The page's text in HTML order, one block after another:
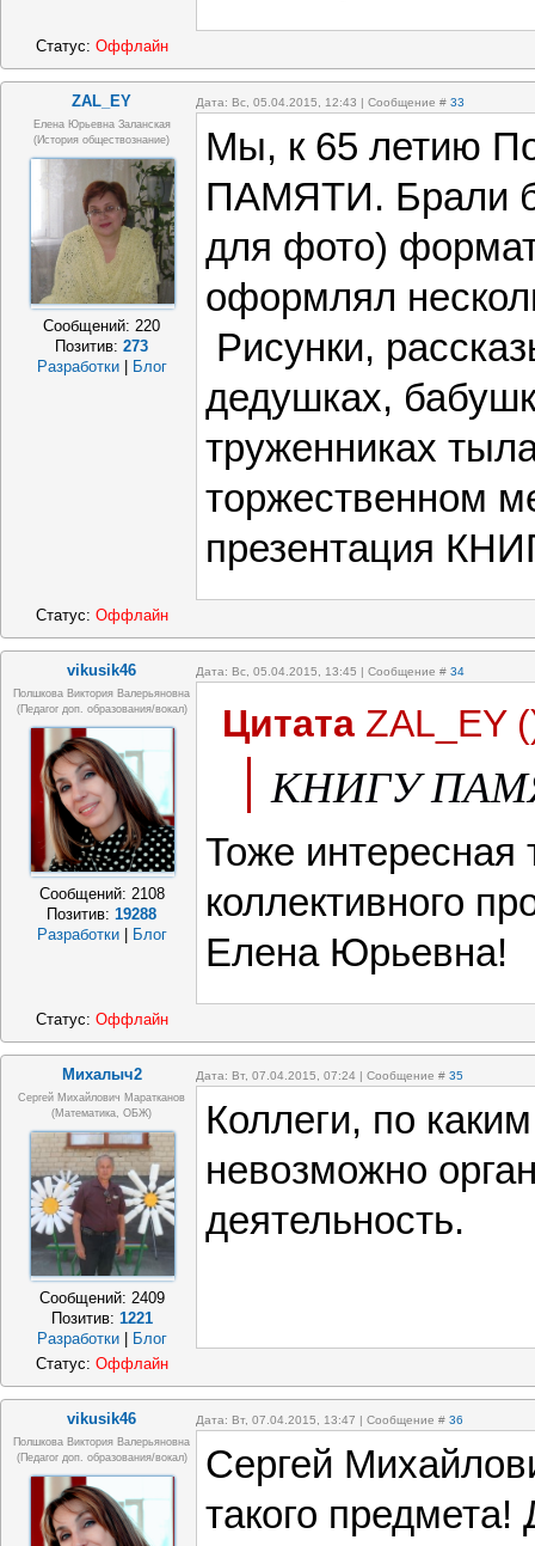
Статус: Оффлайн
ZAL_EY Дата: Вс, 05.04.2015, 12:43 | Сообщение # 33
Елена Юрьевна Заланская
(история обществознание)
Сообщений: 220
Позитив:273
Разработки
Блог
Мы, к 65 летию
ПАМЯТИ. Брали
для фото)
оформлял
Рисунки,
дедушках,
труженниках
торжественном
презентация
Статус: Оффлайн
vikusik46 Дата: Вс, 05.04.2015, 13:45 | Сообщение # 34
Полшкова Виктория Валерьяновна
(педагог доп. образования/вокал)
Сообщений: 2108
Позитив:19288
Разработки
Блог
Цитата ZAL_EY(
КНИГУ
Тоже интересная
коллективного
Елена Юрьевна!
Статус: Оффлайн
Михалыч2 Дата: Вт, 07.04.2015, 07:24 | Сообщение # 35
Сергей Михайлович Маратканов
(математика, ОБЖ)
Сообщений: 2409
Позитив: 1221
Разработки
Блог
Коллеги, по
невозможно
деятельность.
Статус: Оффлайн
vikusik46 Дата: Вт, 07.04.2015, 13:47 | Сообщение # 36
Полшкова Виктория Валерьяновна
(педагог доп. образования/вокал)
Сергей
такого